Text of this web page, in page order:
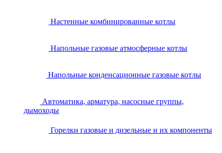
Настенные комбинированные котлы
Напольные газовые атмосферные котлы
Напольные конденсационные газовые котлы
Автоматика, арматура, насосные группы,
дымоходы
Горелки газовые и дизельные и их компоненты